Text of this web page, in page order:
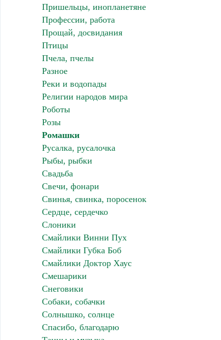
Пришельцы, инопланетяне
Профессии, работа
Прощай, досвидания
Птицы
Пчела, пчелы
Разное
Реки и водопады
Религии народов мира
Роботы
Розы
Ромашки
Русалка, русалочка
Рыбы, рыбки
Свадьба
Свечи, фонари
Свинья, свинка, поросенок
Сердце, сердечко
Слоники
Смайлики Винни Пух
Смайлики Губка Боб
Смайлики Доктор Хаус
Смешарики
Снеговики
Собаки, собачки
Солнышко, солнце
Спасибо, благодарю